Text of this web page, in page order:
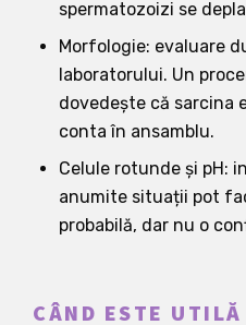
spermatozoizi se
Morfologie: evaluare
laboratorului. Un
dovedește că sarcina
conta în ansamblu.
Celule rotunde și pH:
anumite situații pot
probabilă, dar nu o
CÂND ESTE UTILĂ